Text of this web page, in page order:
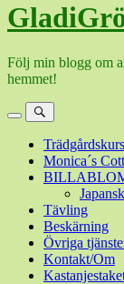
Följ min blogg om
hemmet!
MenySök
Monica´s
Tävling
Beskärning
Övriga
Kontakt/Om